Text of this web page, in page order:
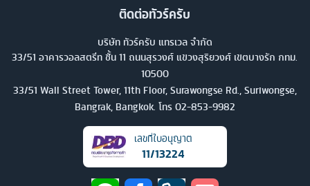
ติดต่อทัวร์ครับ
บริษัท ทัวร์ครับ แทรเวล จำกัด
33/51 อาคารวอลสตรีท ชั้น 11 ถนนสุรวงศ์ แขวงสุริยวงศ์ เขตบางรัก กทม.
10500
33/51 Wall Street Tower, 11th Floor, Surawongse Rd., Suriwongse,
Bangrak, Bangkok. โทร 02-853-9982
เลขที่ใบอนุญาต
11/13224